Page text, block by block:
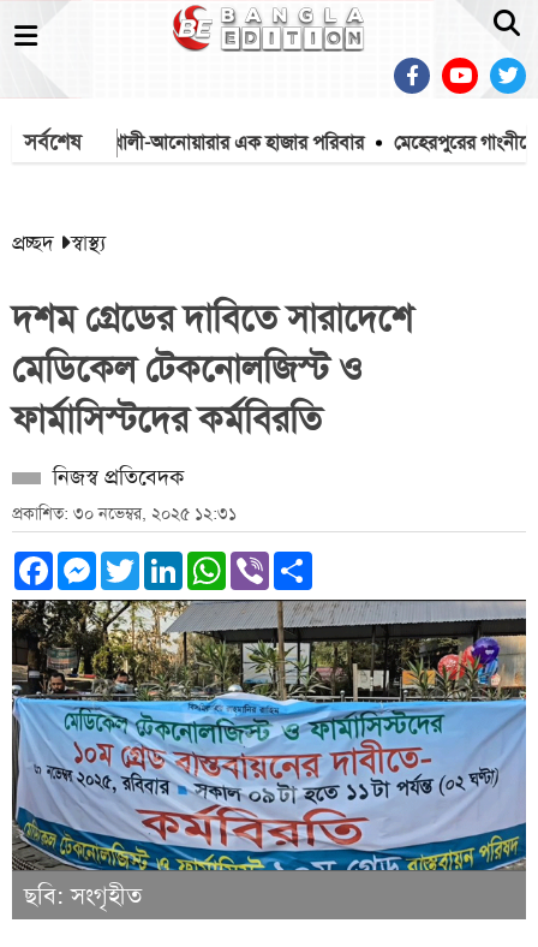
সর্বশেষ
পেল বাঁশখালী-আনোয়ারার এক হাজার পরিবার মেহেরপুরের গাংনীতে
প্রচ্ছদ স্বাস্থ্য
দশম গ্রেডের দাবিতে সারাদেশে
মেডিকেল টেকনোলজিস্ট ও
ফার্মাসিস্টদের কর্মবিরতি
নিজস্ব প্রতিবেদক
প্রকাশিত: ৩০ নভেম্বর, ২০২৫ ১২:৩১
Facebook
Messenger
TwitterLinkedInWhatsApp
Viber
ছবি: সংগৃহীত